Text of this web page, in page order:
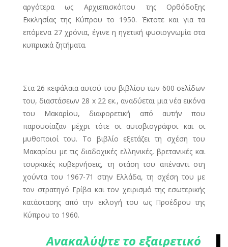
αργότερα ως Αρχιεπισκόπου της Ορθόδοξης
Εκκλησίας της Κύπρου το 1950. Έκτοτε και για τα
επόμενα 27 χρόνια, έγινε η ηγετική φυσιογνωμία στα
κυπριακά ζητήματα.
Στα 26 κεφάλαια αυτού του βιβλίου των 600 σελίδων
του, διαστάσεων 28 x 22 εκ., αναδύεται μια νέα εικόνα
του Μακαρίου, διαφορετική από αυτήν που
παρουσίαζαν μέχρι τότε οι αυτοβιογράφοι και οι
μυθοποιοί του. Το βιβλίο εξετάζει τη σχέση του
Μακαρίου με τις διαδοχικές ελληνικές, βρετανικές και
τουρκικές κυβερνήσεις, τη στάση του απέναντι στη
χούντα του 1967-71 στην Ελλάδα, τη σχέση του με
τον στρατηγό Γρίβα και τον χειρισμό της εσωτερικής
κατάστασης από την εκλογή του ως Προέδρου της
Κύπρου το 1960.
Ανακαλύψτε το εξαιρετικό